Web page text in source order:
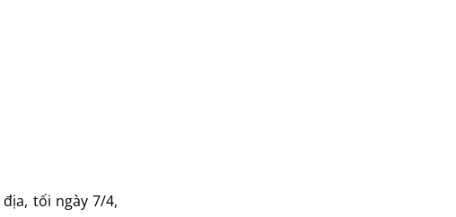
tối ngày 7/4,